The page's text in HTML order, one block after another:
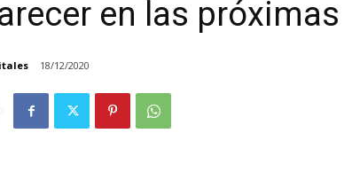
en las
18/12/2020